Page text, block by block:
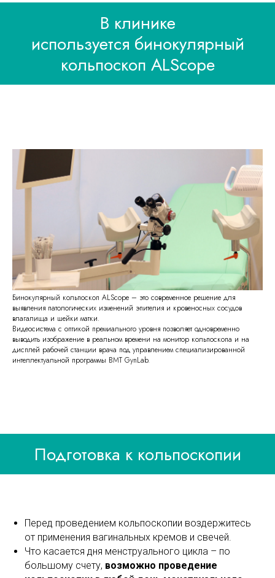
В клинике
используется бинокулярный
кольпоскоп ALScope
Бинокулярный кольпоскоп ALScope – это современное решение для
выявления патологических изменений эпителия и кровеносных сосудов
влагалища и шейки матки.
Видеосистема с оптикой премиального уровня позволяет одновременно
выводить изображение в реальном времени на монитор кольпоскопа и на
дисплей рабочей станции врача под управлением специализированной
интеллектуальной программы BMT GynLab.
Подготовка к кольпоскопии
Перед проведением кольпоскопии воздержитесь
от применения вагинальных кремов и свечей.
Что касается дня менструального цикла – по
большому счету, возможно проведение